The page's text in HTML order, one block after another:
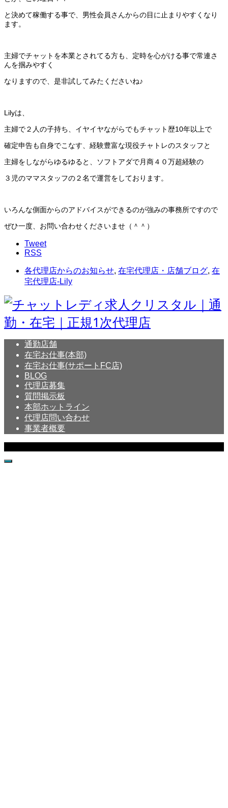
と決めて稼働する事で、男性会員さんからの目に止まりやすくなり
ます。
主婦でチャットを本業とされてる方も、定時を心がける事で常連さ
んを掴みやすく
なりますので、是非試してみたくださいね♪
Lilyは、
主婦で２人の子持ち、イヤイヤながらでもチャット歴10年以上で
確定申告も自身でこなす、経験豊富な現役チャトレのスタッフと
主婦をしながらゆるゆると、ソフトアダで月商４０万超経験の
３児のママスタッフの２名で運営をしております。
いろんな側面からのアドバイスができるのが強みの事務所ですので
ぜひ一度、お問い合わせくださいませ（＾＾）
Tweet
RSS
各代理店からのお知らせ, 在宅代理店・店舗ブログ, 在
宅代理店-Lily
通勤店舗
在宅お仕事(本部)
在宅お仕事(サポートFC店)
BLOG
代理店募集
質問掲示板
本部ホットライン
代理店問い合わせ
事業者概要